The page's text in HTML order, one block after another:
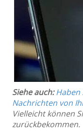
Siehe auch: Haben
Nachrichten von
Vielleicht können
zurückbekommen.